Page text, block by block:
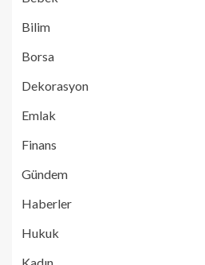
Bilim
Borsa
Dekorasyon
Emlak
Finans
Gündem
Haberler
Hukuk